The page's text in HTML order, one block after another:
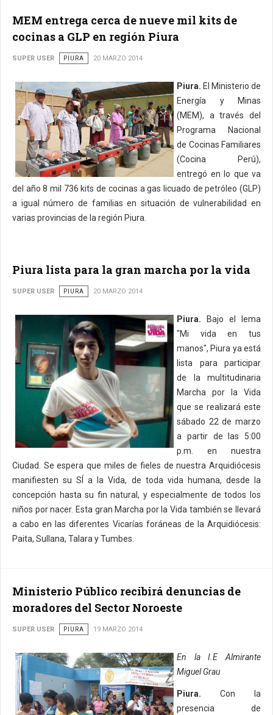
MEM entrega cerca de nueve mil kits de
cocinas a GLP en región Piura
SUPER USER PIURA 20 MARZO 2014
Piura. El Ministerio de
Energía y Minas
(MEM), a través del
Programa Nacional
de Cocinas Familiares
(Cocina Perú),
entregó en lo que va
del año 8 mil 736 kits de cocinas a gas licuado de petróleo (GLP)
a igual número de familias en situación de vulnerabilidad en
varias provincias de la región Piura.
Piura lista para la gran marcha por la vida
SUPER USER PIURA 20 MARZO 2014
Piura. Bajo el lema
"Mi vida en tus
manos", Piura ya está
lista para participar
de la multitudinaria
Marcha por la Vida
que se realizará este
sábado 22 de marzo
a partir de las 5:00
p.m. en nuestra
Ciudad. Se espera que miles de fieles de nuestra Arquidiócesis
manifiesten su SÍ a la Vida, de toda vida humana, desde la
concepción hasta su fin natural, y especialmente de todos los
niños por nacer. Esta gran Marcha por la Vida también se llevará
a cabo en las diferentes Vicarías foráneas de la Arquidiócesis:
Paita, Sullana, Talara y Tumbes.
Ministerio Público recibirá denuncias de
moradores del Sector Noroeste
SUPER USER PIURA 19 MARZO 2014
En la I.E Almirante
Miguel Grau
Piura. Con la
presencia de